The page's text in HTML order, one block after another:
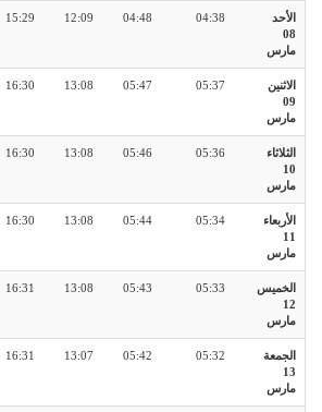
الأحد
08
مارس
04:38
04:48
12:09
15:29
الاثنين
09
مارس
05:37
05:47
13:08
16:30
الثلاثاء
10
مارس
05:36
05:46
13:08
16:30
الأربعاء
11
مارس
05:34
05:44
13:08
16:30
الخميس
12
مارس
05:33
05:43
13:08
16:31
الجمعة
13
مارس
05:32
05:42
13:07
16:31